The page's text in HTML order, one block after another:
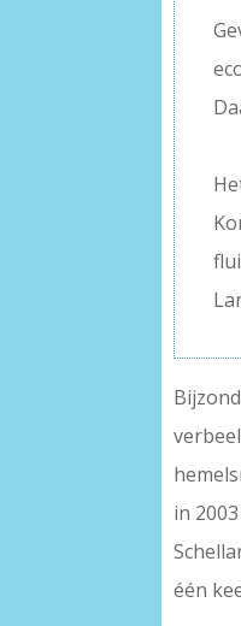
in
één